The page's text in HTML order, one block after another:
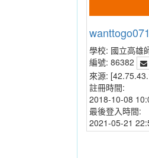
學校: 國立高雄
編號: 86382
來源:
註冊時間:
2018-10-08
最後登入時間:
2021-05-21